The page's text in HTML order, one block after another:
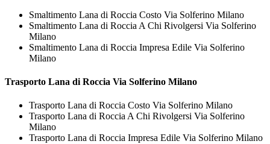
Smaltimento Lana di Roccia Costo Via Solferino Milano
Smaltimento Lana di Roccia A Chi Rivolgersi Via Solferino
Milano
Smaltimento Lana di Roccia Impresa Edile Via Solferino
Milano
Trasporto Lana di Roccia Via Solferino Milano
Trasporto Lana di Roccia Costo Via Solferino Milano
Trasporto Lana di Roccia A Chi Rivolgersi Via Solferino
Milano
Trasporto Lana di Roccia Impresa Edile Via Solferino Milano